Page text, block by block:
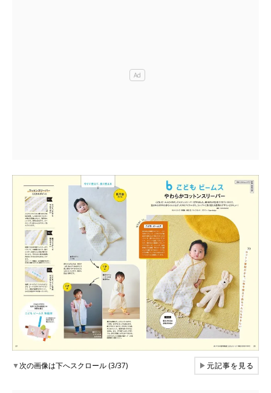
▼次の画像は下へスクロール (3/37) ▶元記事を見る